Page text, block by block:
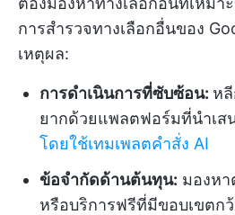
การสำรวจทางเลือกอื่นของ
เหตุผล:
การดำเนินการที่ซับซ้อน: ห
ยากด้วยแพลตฟอร์มที่นำเส
โดยใช้เทมเพลตคำสั่ง AI
ข้อจำกัดด้านต้นทุน: มองหา
หรือบริการฟรีที่มีขอบเขตก